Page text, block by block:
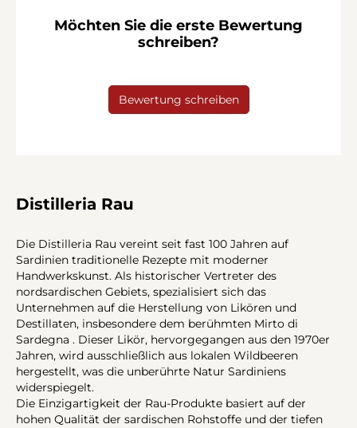
Möchten Sie die erste Bewertung
schreiben?
Bewertung schreiben
Distilleria Rau
Die Distilleria Rau vereint seit fast 100 Jahren auf
Sardinien traditionelle Rezepte mit moderner
Handwerkskunst. Als historischer Vertreter des
nordsardischen Gebiets, spezialisiert sich das
Unternehmen auf die Herstellung von Likören und
Destillaten, insbesondere dem berühmten Mirto di
Sardegna . Dieser Likör, hervorgegangen aus den 1970er
Jahren, wird ausschließlich aus lokalen Wildbeeren
hergestellt, was die unberührte Natur Sardiniens
widerspiegelt.
Die Einzigartigkeit der Rau-Produkte basiert auf der
hohen Qualität der sardischen Rohstoffe und der tiefen